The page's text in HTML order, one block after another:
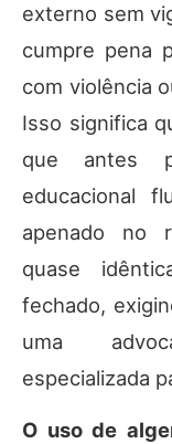
externo sem
cumpre pena
com violência
Isso significa
que antes
educacional
apenado no
quase
fechado,
uma
especializada
O uso de